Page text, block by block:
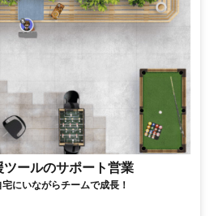
ツールのサポート営業
にいながらチームで成長！